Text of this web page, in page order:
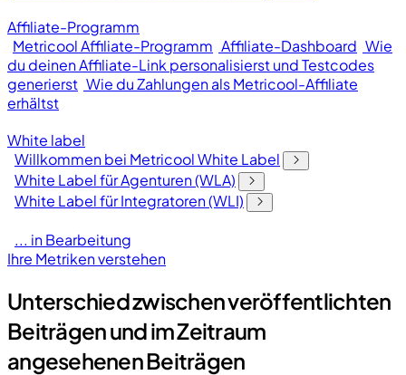
Affiliate-Programm
Metricool Affiliate-Programm Affiliate-Dashboard Wie
du deinen Affiliate-Link personalisierst und Testcodes
generierst Wie du Zahlungen als Metricool-Affiliate
erhältst
White label
Willkommen bei Metricool White Label
White Label für Agenturen (WLA)
White Label für Integratoren (WLI)
... in Bearbeitung
Ihre Metriken verstehen
Unterschied zwischen veröffentlichten
Beiträgen und im Zeitraum
angesehenen Beiträgen